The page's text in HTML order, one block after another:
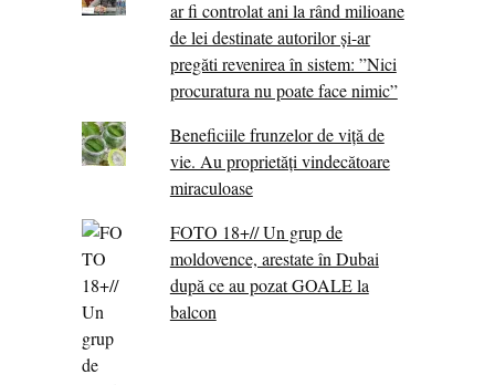
ar fi controlat ani la rând milioane
de lei destinate autorilor și-ar
pregăti revenirea în sistem: ”Nici
procuratura nu poate face nimic”
Beneficiile frunzelor de viță de
vie. Au proprietăţi vindecătoare
miraculoase
FOTO 18+// Un grup de
moldovence, arestate în Dubai
după ce au pozat GOALE la
balcon